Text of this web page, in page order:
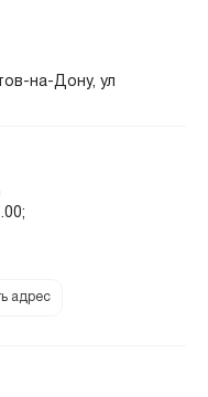
на-Дону, ул
адрес